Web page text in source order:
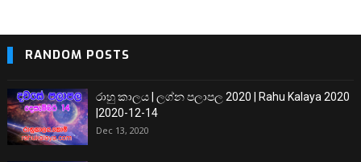
RANDOM POSTS
රාහු කාලය | ලග්න පලාපල 2020 | Rahu Kalaya 2020
|2020-12-14
Dec 13, 2020